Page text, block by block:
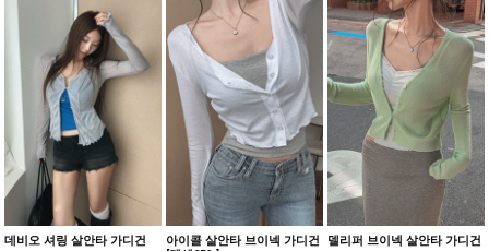
데비오 셔링 살안타 가디건
아이콜 살안타 브이넥 가디건
델리퍼 브이넥 살안타 가디건